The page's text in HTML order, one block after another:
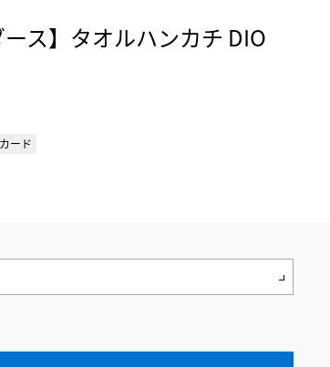
ス】タオルハンカチ DIO
ード